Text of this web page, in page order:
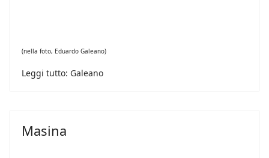
(nella foto, Eduardo Galeano)
Leggi tutto: Galeano
Masina